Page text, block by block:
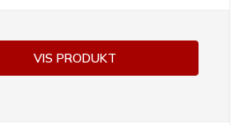
VIS PRODUKT